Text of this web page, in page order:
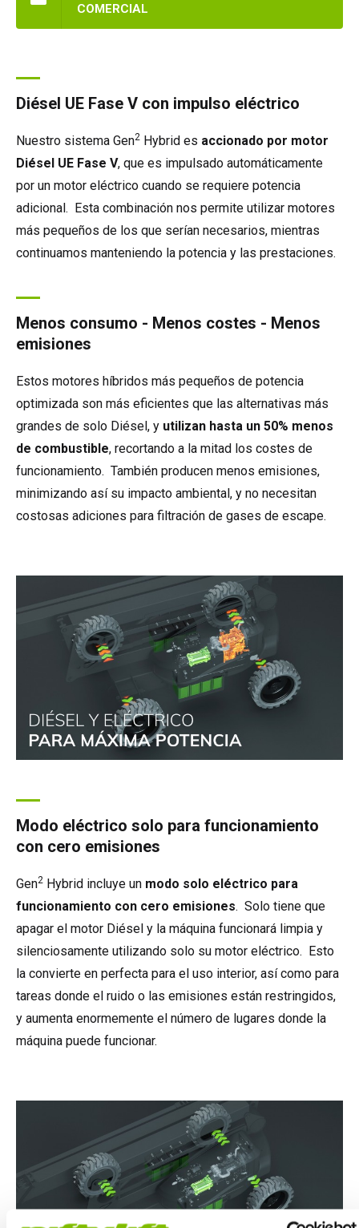
COMERCIAL
Diésel UE Fase V con impulso eléctrico
Nuestro sistema Gen2 Hybrid es accionado por motor
Diésel UE Fase V, que es impulsado automáticamente
por un motor eléctrico cuando se requiere potencia
adicional. Esta combinación nos permite utilizar motores
más pequeños de los que serían necesarios, mientras
continuamos manteniendo la potencia y las prestaciones.
Menos consumo - Menos costes - Menos
emisiones
Estos motores híbridos más pequeños de potencia
optimizada son más eficientes que las alternativas más
grandes de solo Diésel, y utilizan hasta un 50% menos
de combustible, recortando a la mitad los costes de
funcionamiento. También producen menos emisiones,
minimizando así su impacto ambiental, y no necesitan
costosas adiciones para filtración de gases de escape.
Modo eléctrico solo para funcionamiento
con cero emisiones
Gen2 Hybrid incluye un modo solo eléctrico para
funcionamiento con cero emisiones. Solo tiene que
apagar el motor Diésel y la máquina funcionará limpia y
silenciosamente utilizando solo su motor eléctrico. Esto
la convierte en perfecta para el uso interior, así como para
tareas donde el ruido o las emisiones están restringidos,
y aumenta enormemente el número de lugares donde la
máquina puede funcionar.